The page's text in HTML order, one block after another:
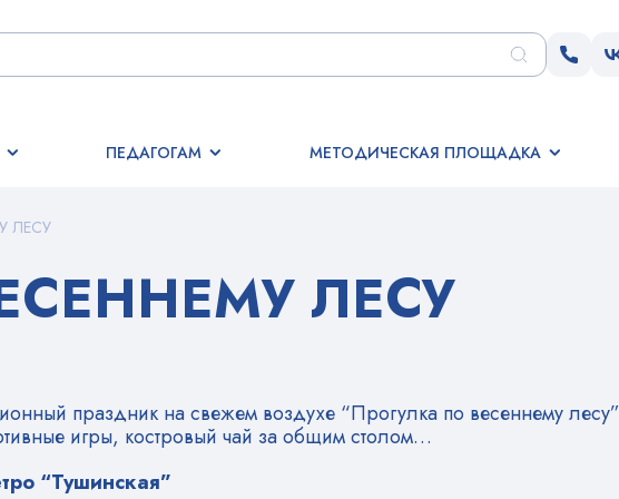
ПЕДАГОГАМ МЕТОДИЧЕСКАЯ ПЛОЩАДКА
ЛЕСУ
ЛЕСУ
праздник на свежем воздухе “Прогулка по весеннему лесу”
игры, костровый чай за общим столом…
“Тушинская”